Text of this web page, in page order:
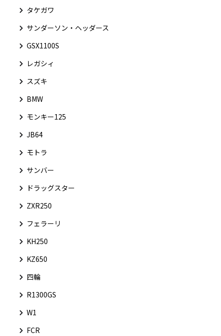
タケガワ
サンダーソン・ヘッダース
GSX1100S
レガシィ
スズキ
BMW
モンキー125
JB64
モトラ
サンバー
ドラッグスター
ZXR250
フェラーリ
KH250
KZ650
四輪
R1300GS
W1
FCR